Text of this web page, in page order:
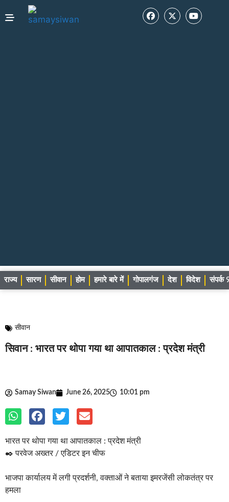
राज्य सारण सीवान होम हमारे बारे में गोपालगंज देश विदेश संपर्क
सीवान
सिवान : भारत पर थोपा गया था आपातकाल : प्रदेश मंत्री
Samay Siwan June 26, 2025 10:01 pm
भारत पर थोपा गया था आपातकाल : प्रदेश मंत्री
✒️ परवेज अख्तर / एडिटर इन चीफ
भाजपा कार्यालय में लगी प्रदर्शनी, वक्ताओं ने बताया इमरजेंसी लोकतंत्र पर
हमला